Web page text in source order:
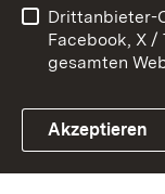
Link zum
Impressum
Drittanbieter-
Facebook, X
gesamten
Akzeptieren